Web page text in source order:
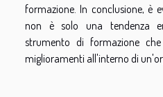
formazione. In conclusione, è
non è solo una tendenza
strumento di formazione
miglioramenti all'interno di